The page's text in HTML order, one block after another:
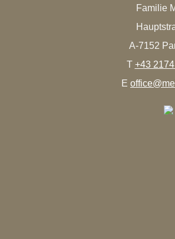
Familie
A-7152
T +43
E